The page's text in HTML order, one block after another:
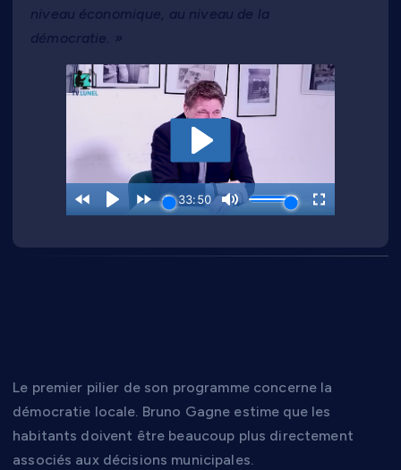
niveau économique, au niveau de la
démocratie. »
Le premier pilier de son programme concerne la
démocratie locale. Bruno Gagne estime que les
habitants doivent être beaucoup plus directement
associés aux décisions municipales.